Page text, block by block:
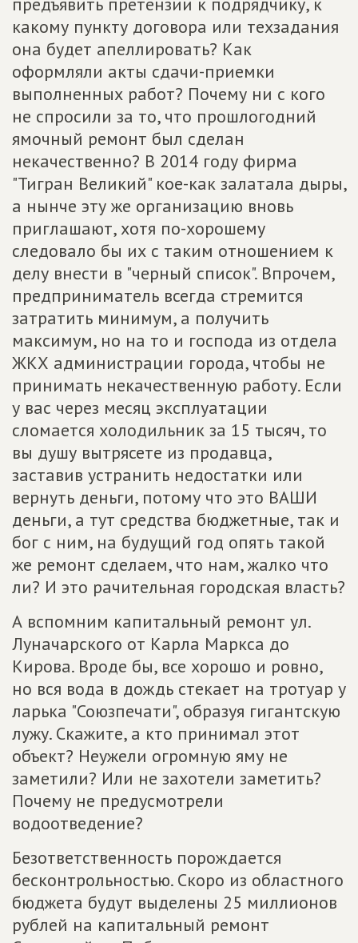
какому пункту договора или техзадания
она будет апеллировать? Как
оформляли акты сдачи-приемки
выполненных работ? Почему ни с кого
не спросили за то, что прошлогодний
ямочный ремонт был сделан
некачественно? В 2014 году фирма
"Тигран Великий" кое-как залатала дыры,
а нынче эту же организацию вновь
приглашают, хотя по-хорошему
следовало бы их с таким отношением к
делу внести в "черный список". Впрочем,
предприниматель всегда стремится
затратить минимум, а получить
максимум, но на то и господа из отдела
ЖКХ администрации города, чтобы не
принимать некачественную работу. Если
у вас через месяц эксплуатации
сломается холодильник за 15 тысяч, то
вы душу вытрясете из продавца,
заставив устранить недостатки или
вернуть деньги, потому что это ВАШИ
деньги, а тут средства бюджетные, так и
бог с ним, на будущий год опять такой
же ремонт сделаем, что нам, жалко что
ли? И это рачительная городская власть?
А вспомним капитальный ремонт ул.
Луначарского от Карла Маркса до
Кирова. Вроде бы, все хорошо и ровно,
но вся вода в дождь стекает на тротуар у
ларька "Союзпечати", образуя гигантскую
лужу. Скажите, а кто принимал этот
объект? Неужели огромную яму не
заметили? Или не захотели заметить?
Почему не предусмотрели
водоотведение?
Безответственность порождается
бесконтрольностью. Скоро из областного
бюджета будут выделены 25 миллионов
рублей на капитальный ремонт